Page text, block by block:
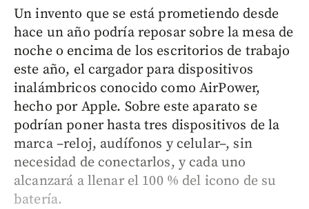
Un invento que se está prometiendo desde
hace un año podría reposar sobre la mesa de
noche o encima de los escritorios de trabajo
este año, el cargador para dispositivos
inalámbricos conocido como AirPower,
hecho por Apple. Sobre este aparato se
podrían poner hasta tres dispositivos de la
marca –reloj, audífonos y celular–, sin
necesidad de conectarlos, y cada uno
alcanzará a llenar el 100 % del icono de su
batería.